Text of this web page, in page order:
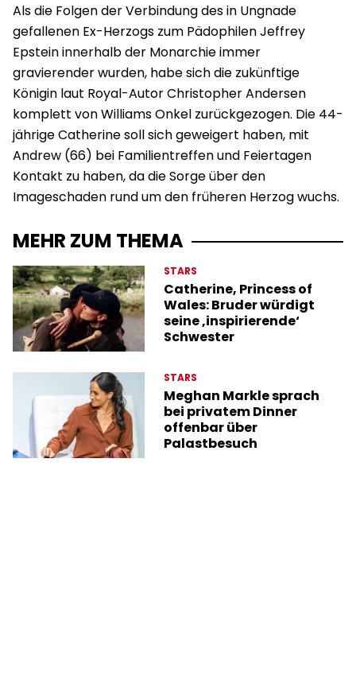
Als die Folgen der Verbindung des in Ungnade
gefallenen Ex-Herzogs zum Pädophilen Jeffrey
Epstein innerhalb der Monarchie immer
gravierender wurden, habe sich die zukünftige
Königin laut Royal-Autor Christopher Andersen
komplett von Williams Onkel zurückgezogen. Die 44-
jährige Catherine soll sich geweigert haben, mit
Andrew (66) bei Familientreffen und Feiertagen
Kontakt zu haben, da die Sorge über den
Imageschaden rund um den früheren Herzog wuchs.
MEHR ZUM THEMA
STARS
Catherine, Princess of
Wales: Bruder würdigt
seine ‚inspirierende‘
Schwester
STARS
Meghan Markle sprach
bei privatem Dinner
offenbar über
Palastbesuch